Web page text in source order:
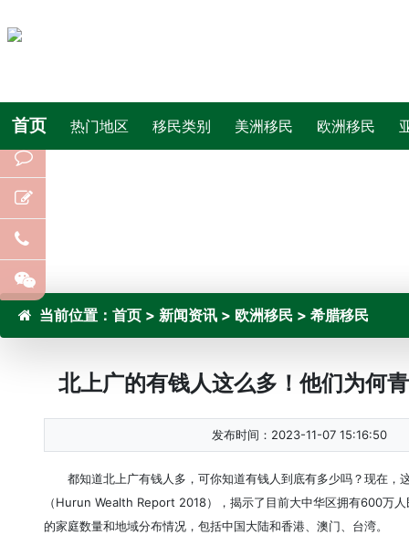
首页 热门地区 移民类别 美洲移民 欧洲移民
当前位置： 首页 > 新闻资讯 > 欧洲移民 > 希腊移民
北上广的有钱人这么多！他们为何
发布时间：2023-11-07 15:16:50
都知道北上广有钱人多，可你知道有钱人到底有多少吗？现在
（Hurun Wealth Report 2018），揭示了目前大中华区拥有600万
的家庭数量和地域分布情况，包括中国大陆和香港、澳门、台湾。